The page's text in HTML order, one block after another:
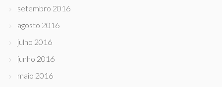
setembro 2016
agosto 2016
julho 2016
junho 2016
maio 2016